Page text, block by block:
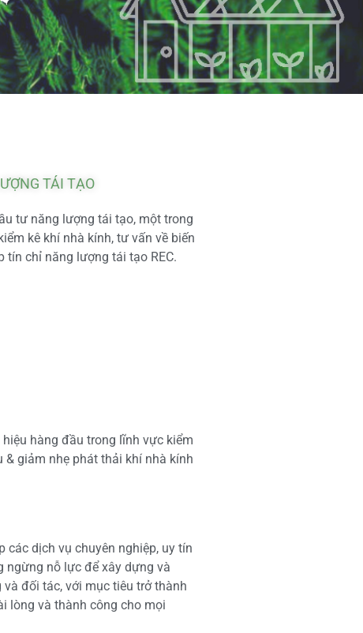
TÁI TẠO
tư năng lượng tái tạo, một trong
kê khí nhà kính, tư vấn về biến
tín chỉ năng lượng tái tạo REC.
hàng đầu trong lĩnh vực kiểm
& giảm nhẹ phát thải khí nhà kính
các dịch vụ chuyên nghiệp, uy tín
ngừng nỗ lực để xây dựng và
đối tác, với mục tiêu trở thành
lòng và thành công cho mọi